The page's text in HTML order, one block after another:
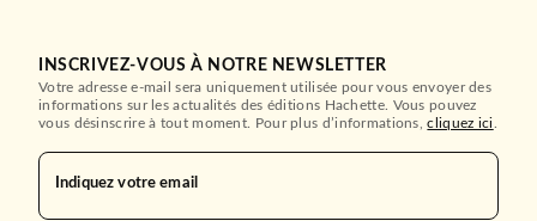
INSCRIVEZ-VOUS À NOTRE NEWSLETTER
Votre adresse e-mail sera uniquement utilisée pour vous envoyer des
informations sur les actualités des éditions Hachette. Vous pouvez
vous désinscrire à tout moment. Pour plus d’informations,cliquez ici
Indiquez votre email